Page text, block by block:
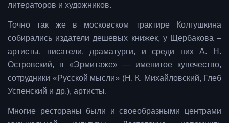
литераторов и художников.
Точно так же в московском трактире Колгушкина
собирались издатели дешевых книжек, у Щербакова –
артисты, писатели, драматурги, и среди них А. Н.
Островский, в «Эрмитаже» — именитое купечество,
сотрудники «Русской мысли» (Н. К. Михайловский, Глеб
Успенский и др.), артисты.
Многие рестораны были и своеобразными центрами